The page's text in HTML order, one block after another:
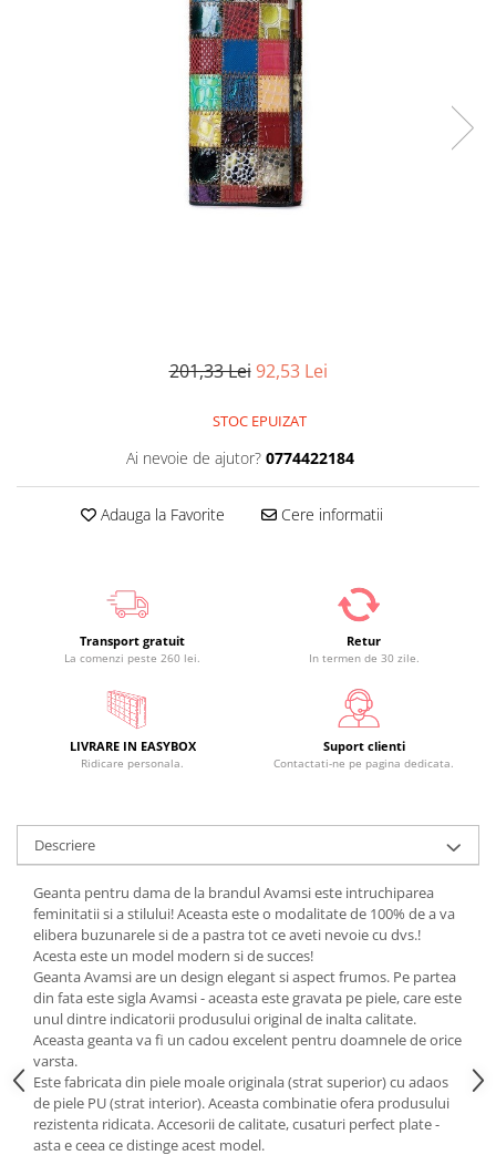
201,33 Lei 92,53 Lei
STOC EPUIZAT
Ai nevoie de ajutor? 0774422184
Adauga la Favorite Cere informatii
Transport gratuit
La comenzi peste 260 lei.
Retur
In termen de 30 zile.
LIVRARE IN EASYBOX
Ridicare personala.
Suport clienti
Contactati-ne pe pagina dedicata.
Descriere
Geanta pentru dama de la brandul Avamsi este intruchiparea
feminitatii si a stilului! Aceasta este o modalitate de 100% de a va
elibera buzunarele si de a pastra tot ce aveti nevoie cu dvs.!
Acesta este un model modern si de succes!
Geanta Avamsi are un design elegant si aspect frumos. Pe partea
din fata este sigla Avamsi - aceasta este gravata pe piele, care este
unul dintre indicatorii produsului original de inalta calitate.
Aceasta geanta va fi un cadou excelent pentru doamnele de orice
varsta.
Este fabricata din piele moale originala (strat superior) cu adaos
de piele PU (strat interior). Aceasta combinatie ofera produsului
rezistenta ridicata. Accesorii de calitate, cusaturi perfect plate -
asta e ceea ce distinge acest model.